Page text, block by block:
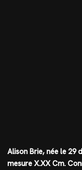
Alison Brie, née le 29
mesure X.XX Cm.